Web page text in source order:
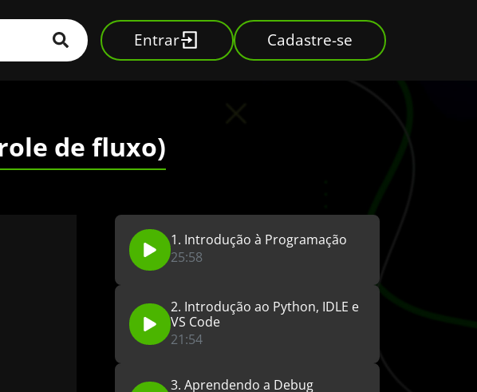
Entrar Cadastre-se
de fluxo)
1. Introdução à Programação
25:58
2. Introdução ao Python, IDLE e
VS Code
21:54
3. Aprendendo a Debug